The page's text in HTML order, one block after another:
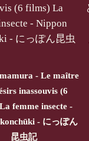
- Le maître
inassouvis (6
femme insecte -
- にっぽん
昆虫記